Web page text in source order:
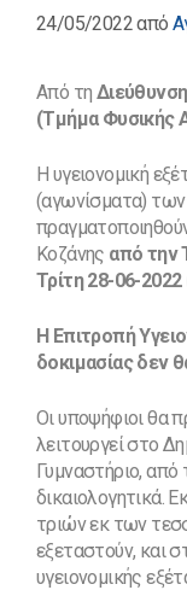
24/05/2022από
Από τη
(Τμήμα Φυσικής
Η υγειονομική
(αγωνίσματα)
Κοζάνης από την
Τρίτη 28-06-
Η Επιτροπή
δοκιμασίας δεν
Οι υποψήφιοι θα
λειτουργεί στο
Γυμναστήριο, από
δικαιολογητικά.
τριών εκ των
εξεταστούν, και
υγειονομικής